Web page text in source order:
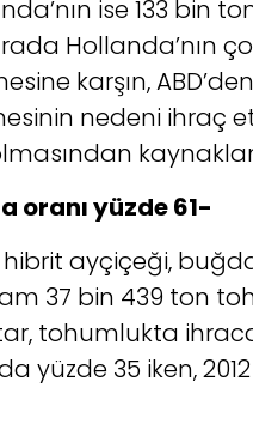
ise 133 bin
Hollanda’nın
karşın,
nedeni ihraç
oranı yüzde 61-
hibrit ayçiçeği,
37 bin 439 ton
tohumlukta
yüzde 35 iken,